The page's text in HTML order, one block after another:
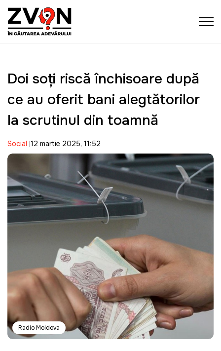
Doi soţi riscă închisoare după
ce au oferit bani alegtătorilor
la scrutinul din toamnă
Social 12 martie 2025, 11:52
Radio Moldova